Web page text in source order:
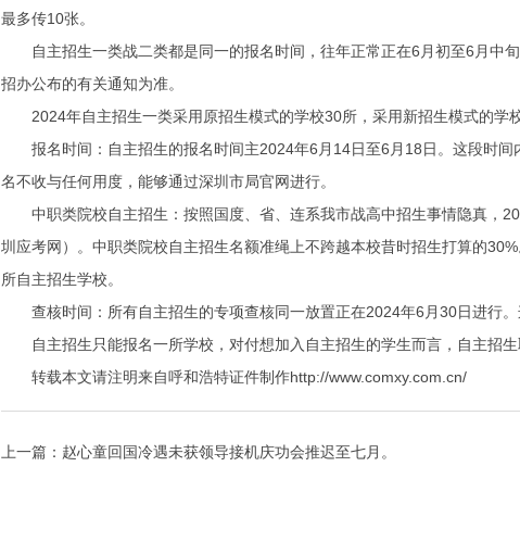
最多传10张。
自主招生一类战二类都是同一的报名时间，往年正常正在6月初至6月中
招办公布的有关通知为准。
2024年自主招生一类采用原招生模式的学校30所，采用新招生模式的学
报名时间：自主招生的报名时间主2024年6月14日至6月18日。这段时间
名不收与任何用度，能够通过深圳市局官网进行。
中职类院校自主招生：按照国度、省、连系我市战高中招生事情隐真，
圳应考网）。中职类院校自主招生名额准绳上不跨越本校昔时招生打算的
所自主招生学校。
查核时间：所有自主招生的专项查核同一放置正在2024年6月30日进行。
自主招生只能报名一所学校，对付想加入自主招生的学生而言，自主招生
转载本文请注明来自呼和浩特证件制作http://www.comxy.com.cn/
上一篇： 赵心童回国冷遇未获领导接机庆功会推迟至七月。